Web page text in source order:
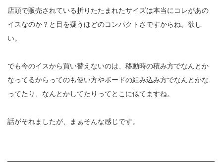
店頭で販売されている折りたたまれたサイズは本当にコレがあの
イスなのか？と目を疑うほどのコンパクトさですからね。欲し
い。
でも今のイスから買い替えないのは、移動時の積み方でなんとか
なってるからってのも使い方やボードの組み込み方でなんとかな
ってたり、なんとかしてたりってとこに似てますね。
話がそれましたが、まぁそんな感じです。